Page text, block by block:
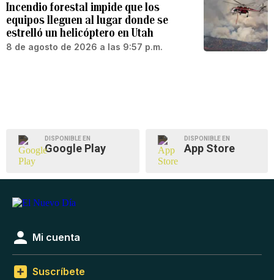
Incendio forestal impide que los
equipos lleguen al lugar donde se
estrelló un helicóptero en Utah
8 de agosto de 2026 a las 9:57 p.m.
DISPONIBLE EN
Google Play
DISPONIBLE EN
App Store
Mi cuenta
Suscríbete